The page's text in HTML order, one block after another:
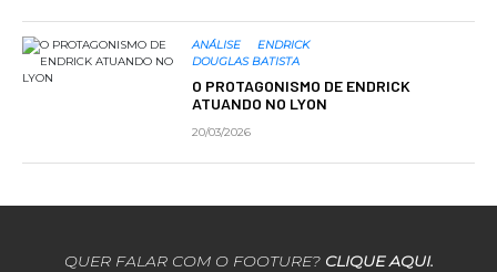
ANÁLISE
ENDRICK
DOUGLAS BATISTA
O PROTAGONISMO DE ENDRICK
ATUANDO NO LYON
20/03/2026
QUER FALAR COM O FOOTURE? CLIQUE AQUI.